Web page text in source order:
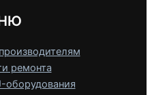
ремонта
оборудования